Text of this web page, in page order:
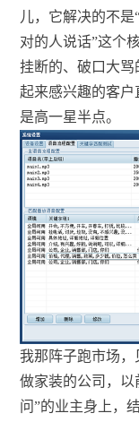
儿，它解决的不是
对的人说话”这个
挂断的、破口大
起来感兴趣的客
是高一星半点。
我那阵子跑市场
做家装的公司，以
问”的业主身上，